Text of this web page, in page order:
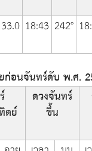
33.0 18:43 242°
ก่อนจันทร์ดับ พ.ศ.
ตย์
ดวงจันทร์
ขึ้น